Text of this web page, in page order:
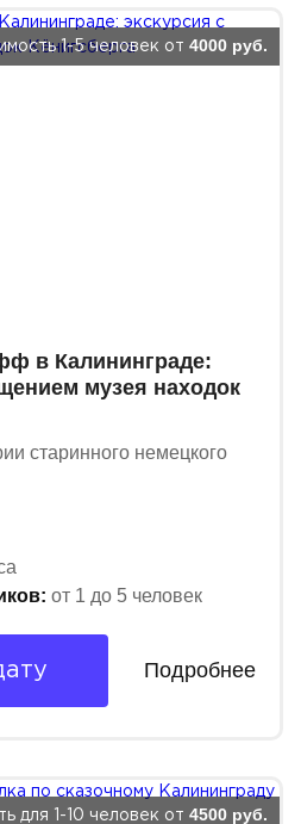
в Калининграде:
музея находок
старинного немецкого
от 1 до 5 человек
1-5 человек от 4000 руб.
Подробнее
для 1-10 человек от 4500 руб.